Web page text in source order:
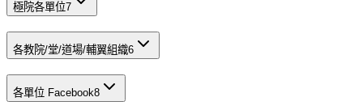
極院各單位7
各教院/堂/道場/輔翼組織6
各單位 Facebook8